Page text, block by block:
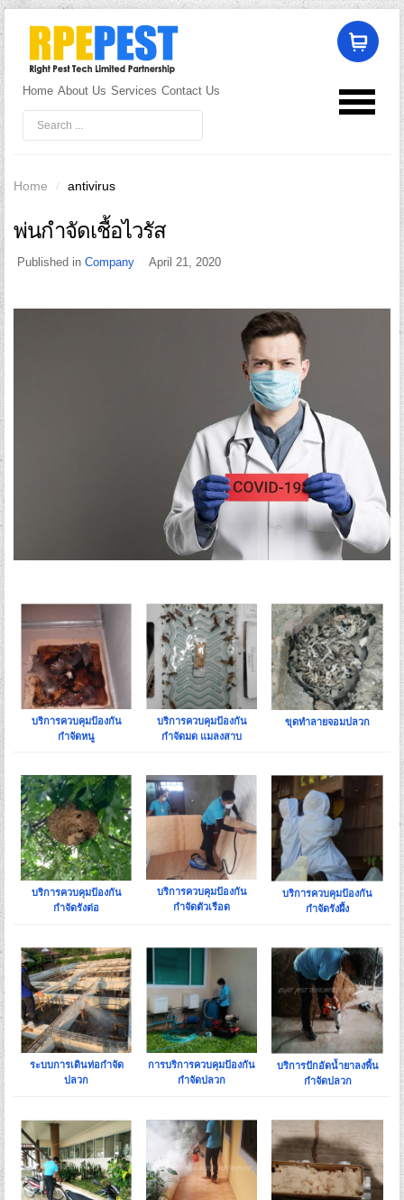
Home About Us Services Contact Us
Home / antivirus
พ่นกำจัดเชื้อไวรัส
Published in Company April 21, 2020
บริการควบคุมป้องกัน
กำจัดหนู
บริการควบคุมป้องกัน
กำจัดมด แมลงสาบ
ขุดทำลายจอมปลวก
บริการควบคุมป้องกัน
กำจัดรังต่อ
บริการควบคุมป้องกัน
กำจัดตัวเรือด
บริการควบคุมป้องกัน
กำจัดรังผึ้ง
ระบบการเดินท่อกำจัด
ปลวก
การบริการควบคุมป้องกัน
กำจัดปลวก
บริการปักอัดน้ำยาลงพื้น
กำจัดปลวก
LOG IN
Username
Password
Forgot your username?